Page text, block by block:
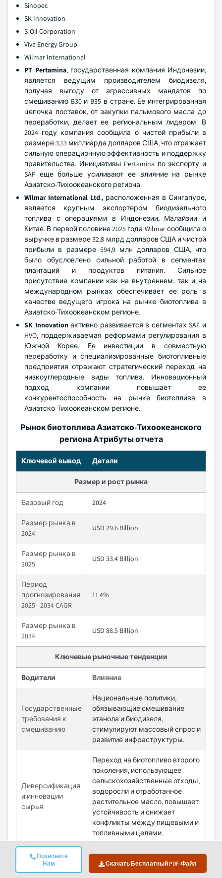
Позвоните
Нам
Скачать Бесплатный PDF-Файл
Sinopec
SK Innovation
S-Oil Corporation
Viva Energy Group
Wilmar International
PT Pertamina, государственная компания Индонезии,
является ведущим производителем биодизеля,
получая выгоду от агрессивных мандатов по
смешиванию B30 и B35 в стране. Ее интегрированная
цепочка поставок, от закупки пальмового масла до
переработки, делает ее региональным лидером. В
2024 году компания сообщила о чистой прибыли в
размере 3,13 миллиарда долларов США, что отражает
сильную операционную эффективность и поддержку
правительства. Инициативы Pertamina по экспорту и
SAF еще больше усиливают ее влияние на рынке
Азиатско-Тихоокеанского региона.
Wilmar International Ltd., расположенная в Сингапуре,
является крупным экспортером биодизельного
топлива с операциями в Индонезии, Малайзии и
Китае. В первой половине 2025 года Wilmar сообщила о
выручке в размере 32,8 млрд долларов США и чистой
прибыли в размере 594,9 млн долларов США, что
было обусловлено сильной работой в сегментах
плантаций и продуктов питания. Сильное
присутствие компании как на внутреннем, так и на
международном рынках обеспечивает ее роль в
качестве ведущего игрока на рынке биотоплива в
Азиатско-Тихоокеанском регионе.
SK Innovation активно развивается в сегментах SAF и
HVO, поддерживаемая реформами регулирования в
Южной Корее. Ее инвестиции в совместную
переработку и специализированные биотопливные
предприятия отражают стратегический переход на
низкоуглеродные виды топлива. Инновационный
подход компании повышает ее
конкурентоспособность на рынке биотоплива в
Азиатско-Тихоокеанском регионе.
Рынок биотоплива Азиатско-Тихоокеанского
региона Атрибуты отчета
Ключевой вывод Детали
Размер и рост рынка
Базовый год 2024
Размер рынка в
2024
USD 29.6 Billion
Размер рынка в
2025
USD 33.4 Billion
Период
прогнозирования
2025 - 2034 CAGR
11.4%
Размер рынка в
2034
USD 88.5 Billion
Ключевые рыночные тенденции
Водители Влияние
Государственные
требования к
смешиванию
Национальные политики,
обязывающие смешивание
этанола и биодизеля,
стимулируют массовый спрос и
развитие инфраструктуры.
Диверсификация
и инновации
сырья
Переход на биотопливо второго
поколения, использующее
сельскохозяйственные отходы,
водоросли и отработанное
растительное масло, повышает
устойчивость и снижает
конфликты между пищевыми и
топливными целями.
Подводные
камни и вызовы